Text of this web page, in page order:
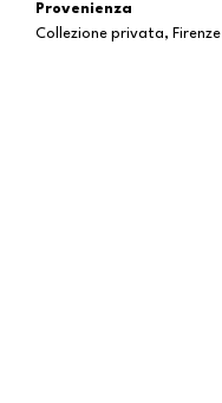
Provenienza
Collezione privata, Firenze